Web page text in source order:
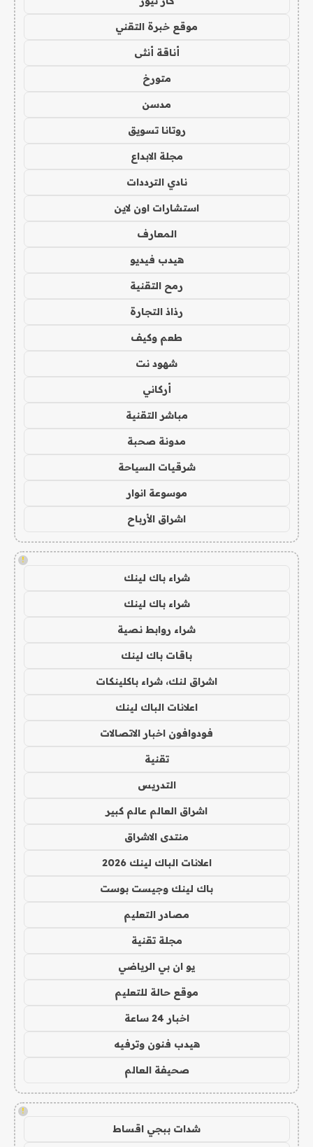
موقع خبرة التقني
أناقة أنثى
متورخ
مدسن
روتانا تسويق
مجلة الابداع
نادي الترددات
استشارات اون لاين
المعارف
هيدب فيديو
رمح التقنية
رذاذ التجارة
طعم وكيف
شهود نت
أركاني
مباشر التقنية
مدونة صحبة
شرقيات السياحة
موسوعة انوار
اشراق الأرباح
!
شراء باك لينك
شراء باك لينك
شراء روابط نصية
باقات باك لينك
اشراق لنك، شراء باكلينكات
اعلانات الباك لينك
فودوافون اخبار الاتصالات
تقنية
التدريس
اشراق العالم عالم كبير
منتدى الاشراق
اعلانات الباك لينك 2026
باك لينك وجيست بوست
مصادر التعليم
مجلة تقنية
يو ان بي الرياضي
موقع حالة للتعليم
اخبار 24 ساعة
هيدب فنون وترفيه
صحيفة العالم
!
شدات ببجي اقساط